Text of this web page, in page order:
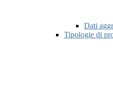
Dati
Tipologie di